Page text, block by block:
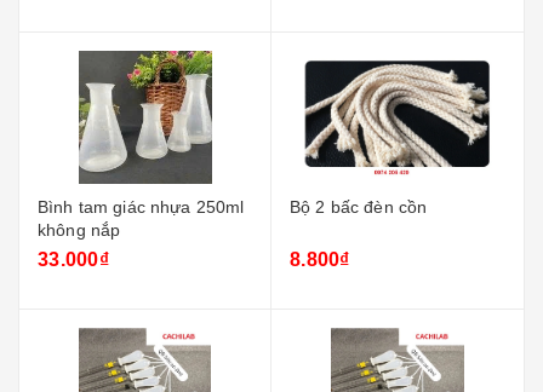
Bình tam giác nhựa 250ml
không nắp
33.000₫
Bộ 2 bấc đèn cồn
8.800₫